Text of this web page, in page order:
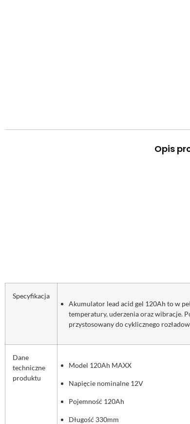
Opis
Specyfikacja
Akumulator lead acid gel 120Ah to w
temperatury, uderzenia oraz wibracje.
przystosowany do cyklicznego
Dane
techniczne
produktu
Model 120Ah MAXX
Napięcie nominalne 12V
Pojemność 120Ah
Długość 330mm